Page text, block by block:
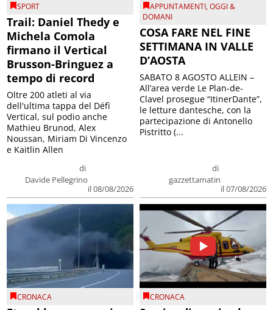
SPORT
Trail: Daniel Thedy e
Michela Comola
firmano il Vertical
Brusson-Bringuez a
tempo di record
di
Davide Pellegrino
il 08/08/2026
Oltre 200 atleti al via
dell'ultima tappa del Défì
Vertical, sul podio anche
Mathieu Brunod, Alex
Noussan, Miriam Di Vincenzo
e Kaitlin Allen
APPUNTAMENTI,OGGI &
DOMANI
COSA FARE NEL FINE
SETTIMANA IN VALLE
D’AOSTA
di
gazzettamatin
il 07/08/2026
SABATO 8 AGOSTO ALLEIN –
All’area verde Le Plan-de-
Clavel prosegue “ItinerDante”,
le letture dantesche, con la
partecipazione di Antonello
Pistritto (...
CRONACA CRONACA